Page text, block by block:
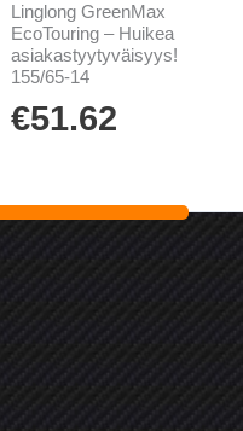
Linglong GreenMax
EcoTouring – Huikea
asiakastyytyväisyys!
155/65-14
€51.62